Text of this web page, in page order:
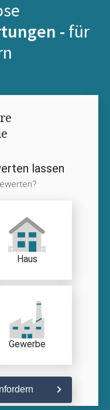
- für
lassen
Haus
Gewerbe